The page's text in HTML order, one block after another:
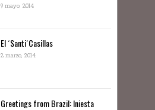
9 mayo, 2014
El ´Santi´Casillas
2 marzo, 2014
Greetings from Brazil: Iniesta